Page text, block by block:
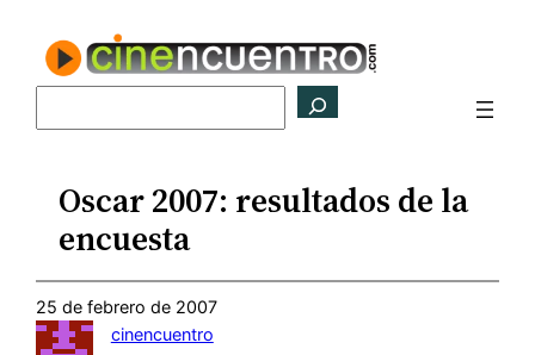
contenido
Oscar 2007: resultados de la
encuesta
25 de febrero de 2007
cinencuentro